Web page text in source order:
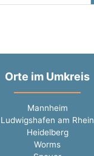
Orte im Umkreis
Mannheim
Ludwigshafen am Rhein
Heidelberg
Worms